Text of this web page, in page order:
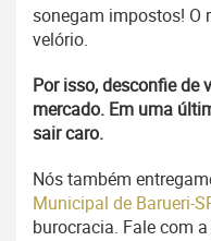
sonegam impostos! O
velório.
Por isso, desconfie de
mercado. Em uma
sair caro.
Nós também
Municipal de Barueri-
burocracia. Fale com